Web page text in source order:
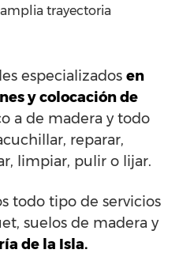
trayectoria
especializados en
y colocación de
a de madera y todo
reparar,
limpiar, pulir o lijar.
todo tipo de servicios
suelos de madera y
de la Isla.